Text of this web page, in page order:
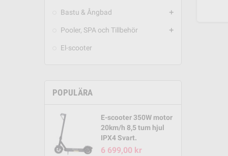
Bastu & Ångbad add
Pooler, SPA och Tillbehör add
El-scooter
POPULÄRA
E-scooter 350W motor
20km/h 8,5 tum hjul
IPX4 Svart.
6 699,00 kr